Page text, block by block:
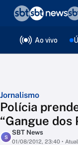
Ao vivo
Jornalismo
Polícia
“Gangue dos
S
SBT News
01/08/2012, 23:40 •
❮voltar